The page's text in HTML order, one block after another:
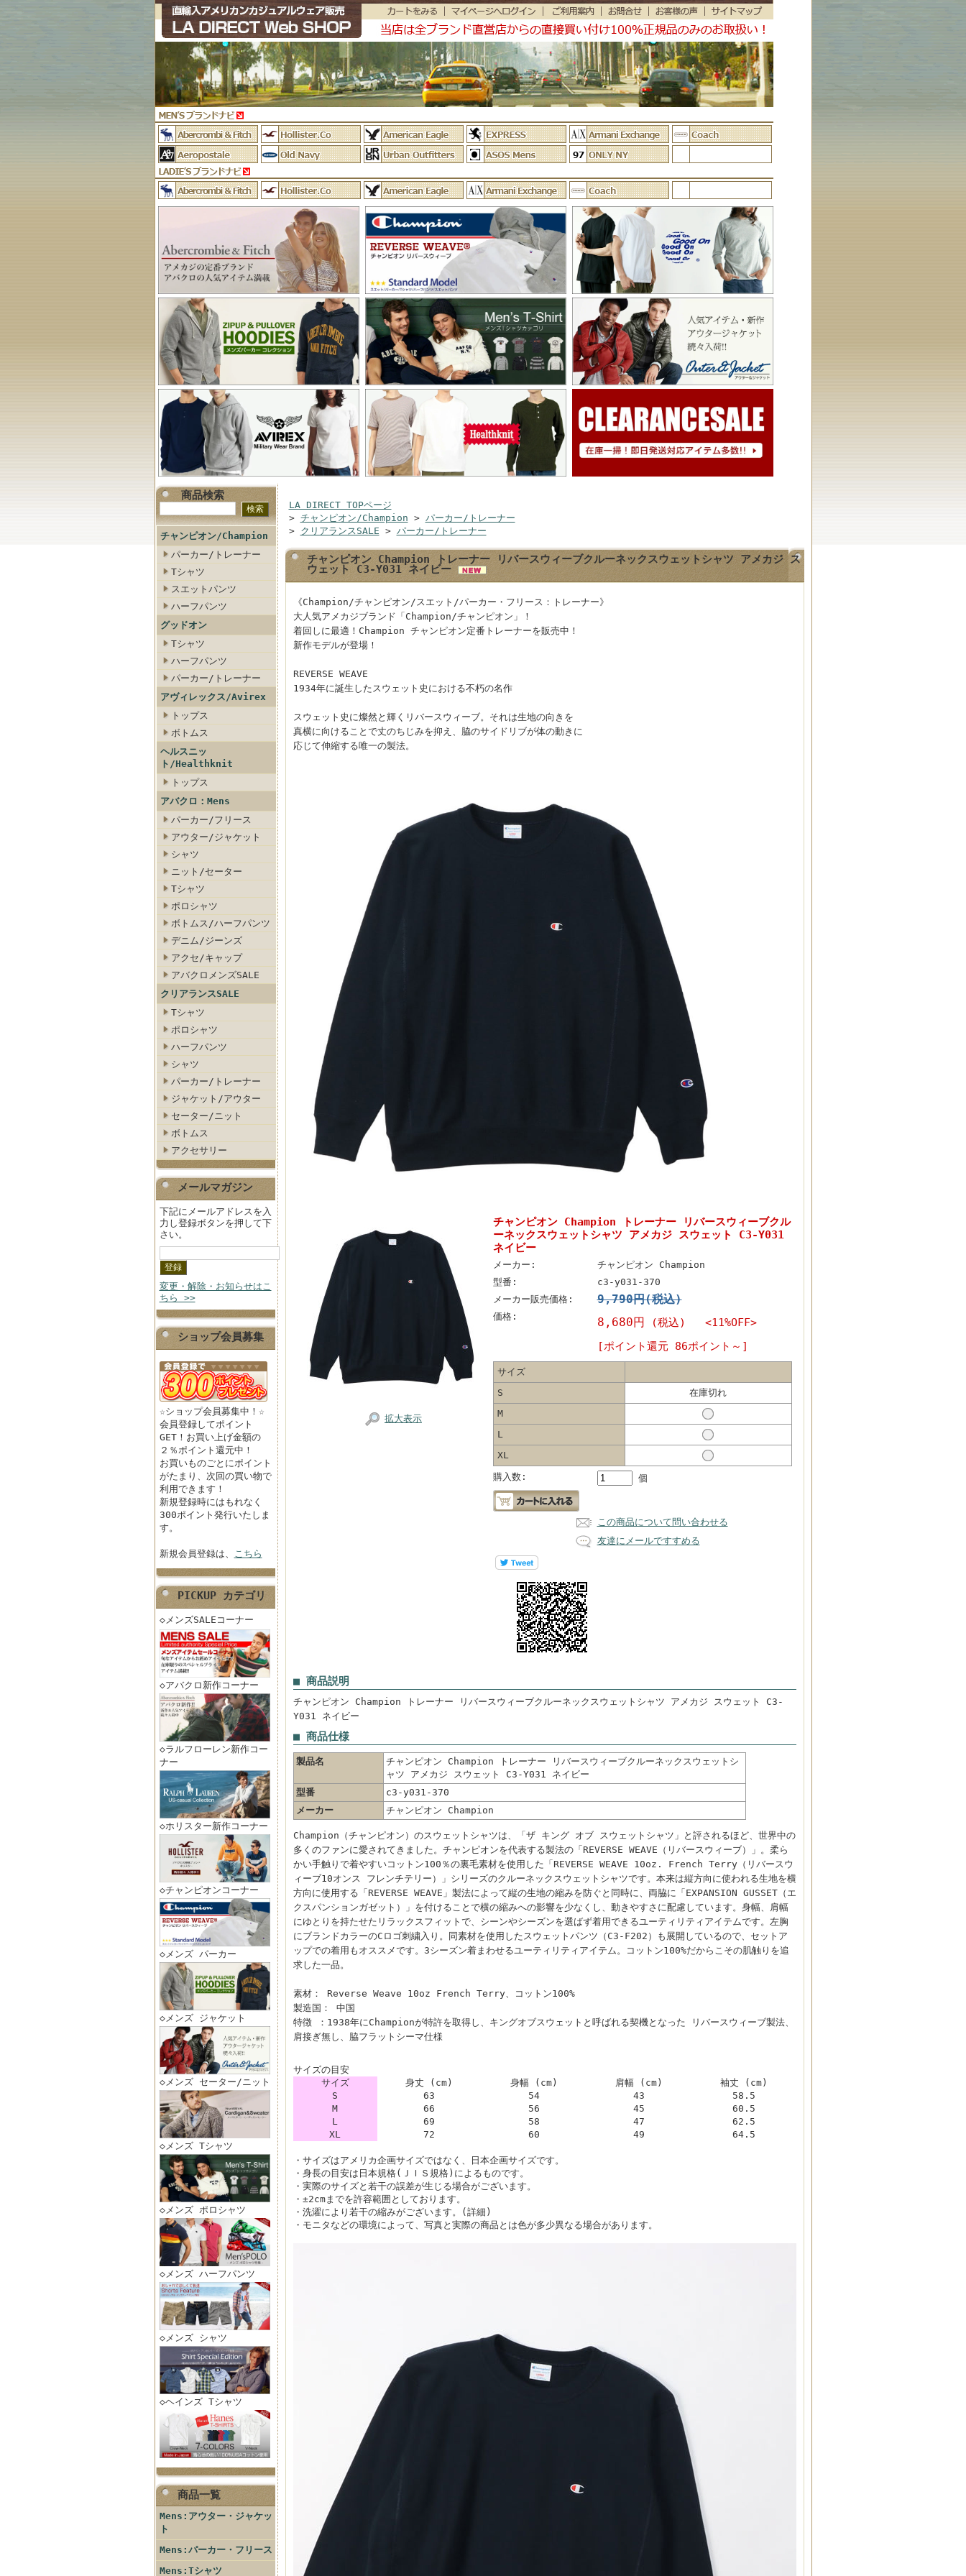
商品検索
チャンピオン/Champion
パーカー/トレーナー
Tシャツ
スエットパンツ
ハーフパンツ
グッドオン
Tシャツ
ハーフパンツ
パーカー/トレーナー
アヴィレックス/Avirex
トップス
ボトムス
ヘルスニッ
ト/Healthknit
トップス
アバクロ：Mens
パーカー/フリース
アウター/ジャケット
シャツ
ニット/セーター
Tシャツ
ポロシャツ
ボトムス/ハーフパンツ
デニム/ジーンズ
アクセ/キャップ
アバクロメンズSALE
クリアランスSALE
Tシャツ
ポロシャツ
ハーフパンツ
シャツ
パーカー/トレーナー
ジャケット/アウター
セーター/ニット
ボトムス
アクセサリー
メールマガジン
下記にメールアドレスを入
力し登録ボタンを押して下
さい。
変更・解除・お知らせはこ
ちら >>
ショップ会員募集
☆ショップ会員募集中！☆
会員登録してポイント
GET！お買い上げ金額の
２％ポイント還元中！
お買いものごとにポイント
がたまり、次回の買い物で
利用できます！
新規登録時にはもれなく
300ポイント発行いたしま
す。
新規会員登録は、 こちら
PICKUP カテゴリ
◇メンズSALEコーナー
◇アバクロ新作コーナー
◇ラルフローレン新作コー
ナー
◇ホリスター新作コーナー
◇チャンピオンコーナー
◇メンズ パーカー
◇メンズ ジャケット
◇メンズ セーター/ニット
◇メンズ Tシャツ
◇メンズ ポロシャツ
◇メンズ ハーフパンツ
◇メンズ シャツ
◇ヘインズ Tシャツ
商品一覧
Mens:アウター・ジャケッ
ト
Mens:パーカー・フリース
Mens:Tシャツ
LA DIRECT TOPページ
> チャンピオン/Champion > パーカー/トレーナー
> クリアランスSALE > パーカー/トレーナー
チャンピオン Champion トレーナー リバースウィーブクルーネックスウェットシャツ アメカジ ス
ウェット C3-Y031 ネイビー
《Champion/チャンピオン/スエット/パーカー・フリース：トレーナー》
大人気アメカジブランド「Champion/チャンピオン」！
着回しに最適！Champion チャンピオン定番トレーナーを販売中！
新作モデルが登場！
REVERSE WEAVE
1934年に誕生したスウェット史における不朽の名作
スウェット史に燦然と輝くリバースウィーブ。それは生地の向きを
真横に向けることで丈のちじみを抑え、脇のサイドリブが体の動きに
応じて伸縮する唯一の製法。
拡大表示
チャンピオン Champion トレーナー リバースウィーブクル
ーネックスウェットシャツ アメカジ スウェット C3-Y031
ネイビー
メーカー:
チャンピオン Champion
型番:
c3-y031-370
メーカー販売価格:
9,790円(税込)
価格: 8,680円 (税込) <11%OFF>
[ポイント還元 86ポイント～]
サイズ
S
在庫切れ
M
L
XL
購入数:
個
この商品について問い合わせる
友達にメールですすめる
■ 商品説明
チャンピオン Champion トレーナー リバースウィーブクルーネックスウェットシャツ アメカジ スウェット C3-
Y031 ネイビー
■ 商品仕様
製品名
チャンピオン Champion トレーナー リバースウィーブクルーネックスウェットシ
ャツ アメカジ スウェット C3-Y031 ネイビー
型番
c3-y031-370
メーカー
チャンピオン Champion
Champion（チャンピオン）のスウェットシャツは、「ザ キング オブ スウェットシャツ」と評されるほど、世界中の
多くのファンに愛されてきました。チャンピオンを代表する製法の「REVERSE WEAVE（リバースウィーブ）」。柔ら
かい手触りで着やすいコットン100％の裏毛素材を使用した「REVERSE WEAVE 10oz. French Terry（リバースウ
ィーブ10オンス フレンチテリー）」シリーズのクルーネックスウェットシャツです。本来は縦方向に使われる生地を横
方向に使用する「REVERSE WEAVE」製法によって縦の生地の縮みを防ぐと同時に、両脇に「EXPANSION GUSSET（エ
クスパンションガゼット）」を付けることで横の縮みへの影響を少なくし、動きやすさに配慮しています。身幅、肩幅
にゆとりを持たせたリラックスフィットで、シーンやシーズンを選ばず着用できるユーティリティアイテムです。左胸
にブランドカラーのCロゴ刺繍入り。同素材を使用したスウェットパンツ（C3-F202）も展開しているので、セットア
ップでの着用もオススメです。3シーズン着まわせるユーティリティアイテム。コットン100%だからこその肌触りを追
求した一品。
素材： Reverse Weave 10oz French Terry、コットン100%
製造国： 中国
特徴 ：1938年にChampionが特許を取得し、キングオブスウェットと呼ばれる契機となった リバースウィーブ製法、
肩接ぎ無し、脇フラットシーマ仕様
サイズの目安
サイズ
身丈 (cm) 身幅 (cm) 肩幅 (cm)
袖丈 (cm)
S
63 54 43
58.5
M
66 56 45
60.5
L
69 58 47
62.5
XL
72 60 49 64.5
・サイズはアメリカ企画サイズではなく、日本企画サイズです。
・身長の目安は日本規格(ＪＩＳ規格)によるものです。
・実際のサイズと若干の誤差が生じる場合がございます。
・±2cmまでを許容範囲としております。
・洗濯により若干の縮みがございます。(詳細)
・モニタなどの環境によって、写真と実際の商品とは色が多少異なる場合があります。